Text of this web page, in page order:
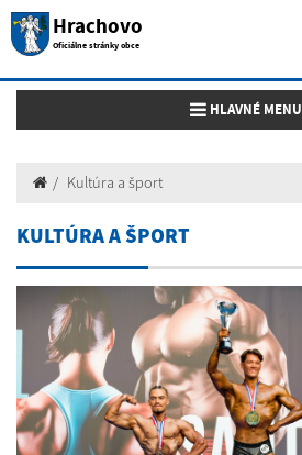
Hrachovo
Oficiálne stránky obce
Toggle navigation
HLAVNÉ MENU
Kultúra a šport
KULTÚRA A ŠPORT